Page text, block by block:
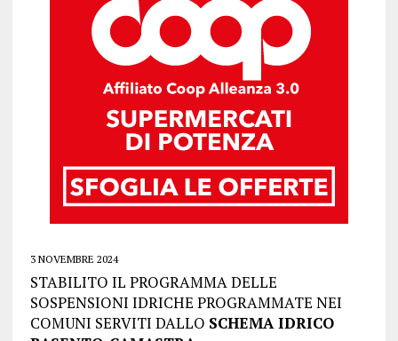
3 NOVEMBRE 2024
STABILITO IL PROGRAMMA DELLE
SOSPENSIONI IDRICHE PROGRAMMATE NEI
COMUNI SERVITI DALLO SCHEMA IDRICO